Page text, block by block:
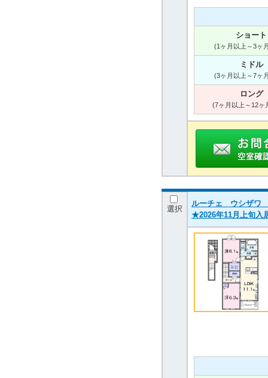
ショート
(1ヶ月以上～3ヶ
ミドル
(3ヶ月以上～7ヶ
ロング
(7ヶ月以上～12ヶ
選択
ルーチェ ウシザワ
★2026年11月上旬入